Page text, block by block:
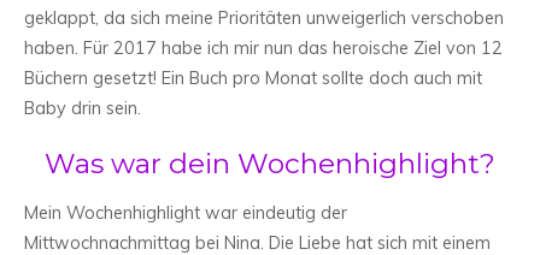
geklappt, da sich meine Prioritäten unweigerlich verschoben
haben. Für 2017 habe ich mir nun das heroische Ziel von 12
Büchern gesetzt! Ein Buch pro Monat sollte doch auch mit
Baby drin sein.
Was war dein Wochenhighlight?
Mein Wochenhighlight war eindeutig der
Mittwochnachmittag bei Nina. Die Liebe hat sich mit einem